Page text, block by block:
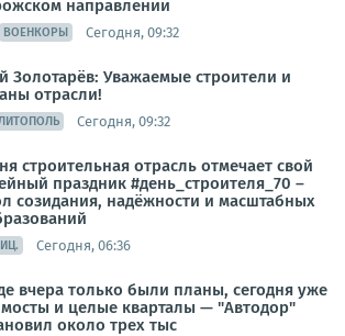
направлении
ВОЕНКОРЫ Сегодня, 09:32
Золотарёв: Уважаемые строители и
отрасли!
Сегодня, 09:32
строительная отрасль отмечает свой
праздник #день_строителя_70 –
созидания, надёжности и масштабных
Сегодня, 06:36
вчера только были планы, сегодня уже
мосты и целые кварталы — "Автодор"
около трех тыс